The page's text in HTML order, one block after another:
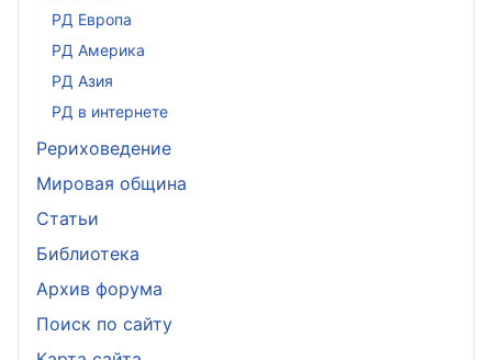
РД Европа
РД Америка
РД Азия
РД в интернете
Рериховедение
Мировая община
Статьи
Библиотека
Архив форума
Поиск по сайту